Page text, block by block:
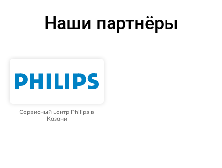
Наши партнёры
Сервисный центр Philips в
Казани